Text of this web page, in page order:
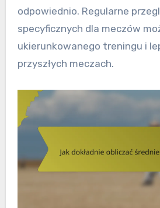
odpowiednio. Regularne
specyficznych dla meczów
ukierunkowanego treningu i
przyszłych meczach.